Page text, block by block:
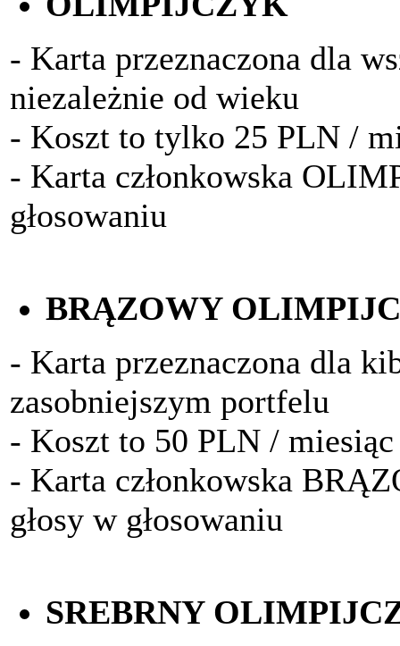
- Karta przeznaczona dla
niezależnie od wieku
- Koszt to tylko 25 PLN /
- Karta członkowska
głosowaniu
BRĄZOWY
- Karta przeznaczona dla
zasobniejszym portfelu
- Koszt to 50 PLN / miesiąc
- Karta członkowska
głosy w głosowaniu
SREBRNY